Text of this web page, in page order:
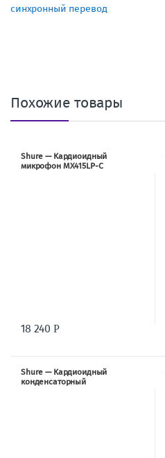
синхронный перевод
Похожие товары
Shure — Кардиоидный
микрофон MX415LP-C
18 240Р
Shure — Кардиоидный
конденсаторный